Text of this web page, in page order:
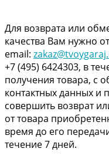
Для возврата или
качества Вам нужно
email:
+7 (495) 6424303, в
получения товара, с
контактных данных и
совершить возврат
от товара
время до его
течение 7 дней.